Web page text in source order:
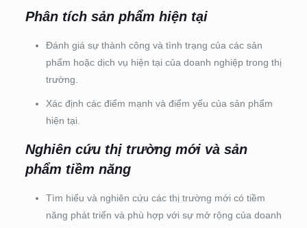
Phân tích sản phẩm hiện tại
Đánh giá sự thành công và tình trạng của các sản
phẩm hoặc dịch vụ hiện tại của doanh nghiệp trong thị
trường.
Xác định các điểm mạnh và điểm yếu của sản phẩm
hiện tại.
Nghiên cứu thị trường mới và sản
phẩm tiềm năng
Tìm hiểu và nghiên cứu các thị trường mới có tiềm
năng phát triển và phù hợp với sự mở rộng của doanh